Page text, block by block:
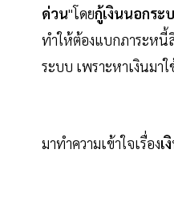
ด่วน"โดยกู้เงินนอกระ
ทำให้ต้องแบกภาระห
ระบบ เพราะหาเงินมา
มาทำความเข้าใจเรื่องเ